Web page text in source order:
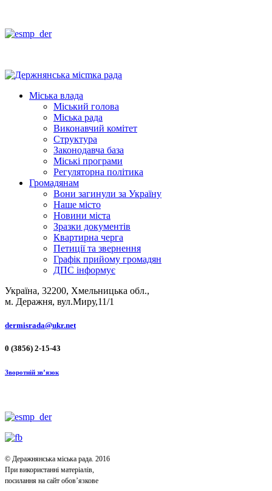
Міська влада
Міський голова
Міська рада
Виконавчий комітет
Структура
Законодавча база
Міські програми
Регуляторна політика
Громадянам
Вони загинули за Україну
Наше місто
Новини міста
Зразки документів
Квартирна черга
Петиції та звернення
Графік прийому громадян
ДПС інформує
Україна, 32200, Хмельницька обл.,
м. Деражня, вул.Миру,11/1
dermisrada@ukr.net
0 (3856) 2-15-43
Зворотній зв’язок
© Деражнянська міська рада. 2016
При використанні матеріалів,
посилання на сайт обов’язкове